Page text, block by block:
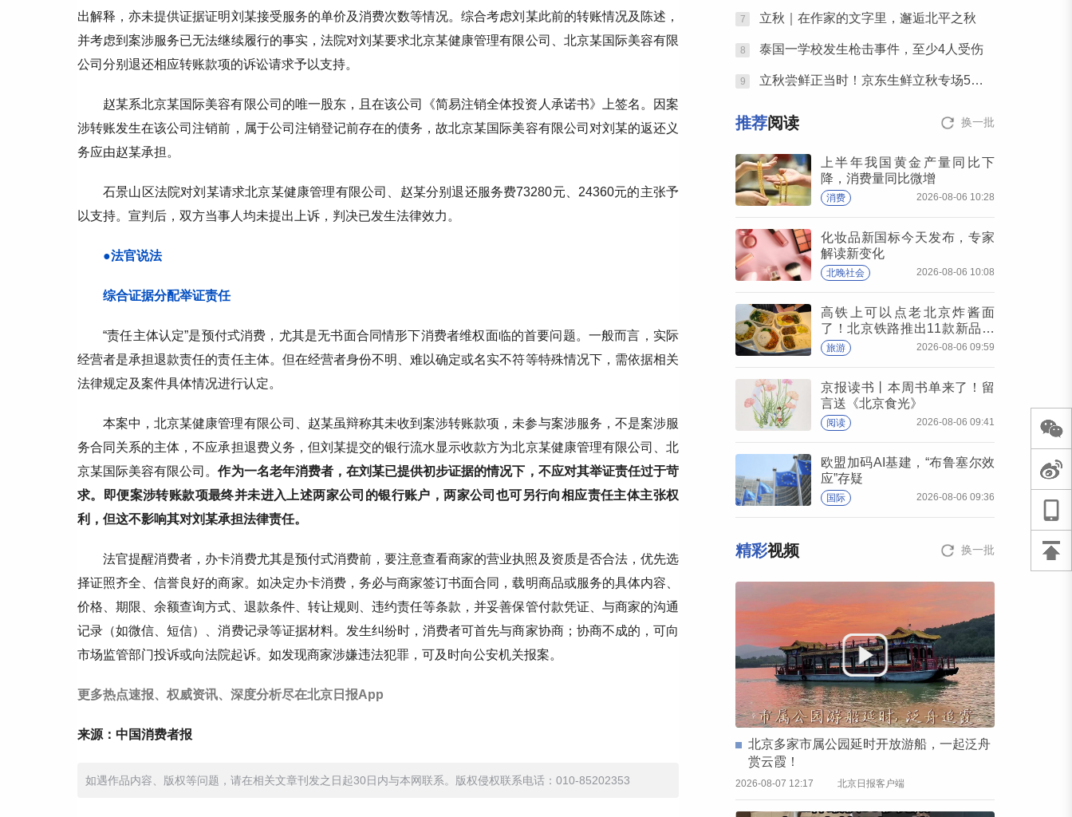
出解释，亦未提供证据证明刘某接受服务的单价及消费次数等情况。综合考虑刘某此前的转账情况及陈述，
并考虑到案涉服务已无法继续履行的事实，法院对刘某要求北京某健康管理有限公司、北京某国际美容有限
公司分别退还相应转账款项的诉讼请求予以支持。
赵某系北京某国际美容有限公司的唯一股东，且在该公司《简易注销全体投资人承诺书》上签名。因案
涉转账发生在该公司注销前，属于公司注销登记前存在的债务，故北京某国际美容有限公司对刘某的返还义
务应由赵某承担。
石景山区法院对刘某请求北京某健康管理有限公司、赵某分别退还服务费73280元、24360元的主张予
以支持。宣判后，双方当事人均未提出上诉，判决已发生法律效力。
●法官说法
综合证据分配举证责任
“责任主体认定”是预付式消费，尤其是无书面合同情形下消费者维权面临的首要问题。一般而言，实际
经营者是承担退款责任的责任主体。但在经营者身份不明、难以确定或名实不符等特殊情况下，需依据相关
法律规定及案件具体情况进行认定。
本案中，北京某健康管理有限公司、赵某虽辩称其未收到案涉转账款项，未参与案涉服务，不是案涉服
务合同关系的主体，不应承担退费义务，但刘某提交的银行流水显示收款方为北京某健康管理有限公司、北
京某国际美容有限公司。作为一名老年消费者，在刘某已提供初步证据的情况下，不应对其举证责任过于苛
求。即便案涉转账款项最终并未进入上述两家公司的银行账户，两家公司也可另行向相应责任主体主张权
利，但这不影响其对刘某承担法律责任。
法官提醒消费者，办卡消费尤其是预付式消费前，要注意查看商家的营业执照及资质是否合法，优先选
择证照齐全、信誉良好的商家。如决定办卡消费，务必与商家签订书面合同，载明商品或服务的具体内容、
价格、期限、余额查询方式、退款条件、转让规则、违约责任等条款，并妥善保管付款凭证、与商家的沟通
记录（如微信、短信）、消费记录等证据材料。发生纠纷时，消费者可首先与商家协商；协商不成的，可向
市场监管部门投诉或向法院起诉。如发现商家涉嫌违法犯罪，可及时向公安机关报案。
更多热点速报、权威资讯、深度分析尽在北京日报App
来源：中国消费者报
如遇作品内容、版权等问题，请在相关文章刊发之日起30日内与本网联系。版权侵权联系电话：010-85202353
7 立秋｜在作家的文字里，邂逅北平之秋
8 泰国一学校发生枪击事件，至少4人受伤
9 立秋尝鲜正当时！京东生鲜立秋专场5折开抢，承包你的秋日餐桌
推荐阅读 换一批
上半年我国黄金产量同比下
降，消费量同比微增
消费 2026-08-06 10:28
化妆品新国标今天发布，专家
解读新变化
北晚社会 2026-08-06 10:08
高铁上可以点老北京炸酱面
了！北京铁路推出11款新品高
铁餐
旅游 2026-08-06 09:59
京报读书丨本周书单来了！留
言送《北京食光》
阅读 2026-08-06 09:41
欧盟加码AI基建，“布鲁塞尔效
应”存疑
国际 2026-08-06 09:36
精彩视频 换一批
北京多家市属公园延时开放游船，一起泛舟
赏云霞！
2026-08-07 12:17 北京日报客户端